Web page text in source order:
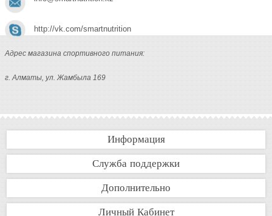
http://vk.com/smartnutrition
Адрес магазина спортивного питания:
г. Алматы, ул. Жамбыла 169
Информация
Служба поддержки
Дополнительно
Личный Кабинет